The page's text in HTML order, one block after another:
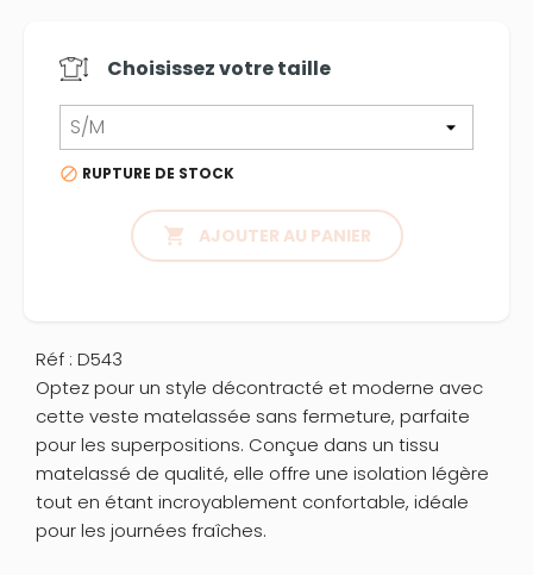
Choisissez votretaille
 RUPTURE DE STOCK
 AJOUTER AU PANIER
Réf : D543
Optez pour un style décontracté et moderne avec
cette veste matelassée sans fermeture, parfaite
pour les superpositions. Conçue dans un tissu
matelassé de qualité, elle offre une isolation légère
tout en étant incroyablement confortable, idéale
pour les journées fraîches.